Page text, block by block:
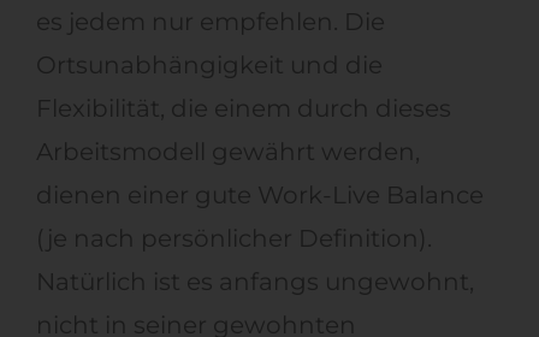
es jedem nur empfehlen. Die
Ortsunabhängigkeit und die
Flexibilität, die einem durch dieses
Arbeitsmodell gewährt werden,
dienen einer gute Work-Live Balance
(je nach persönlicher Definition).
Natürlich ist es anfangs ungewohnt,
nicht in seiner gewohnten